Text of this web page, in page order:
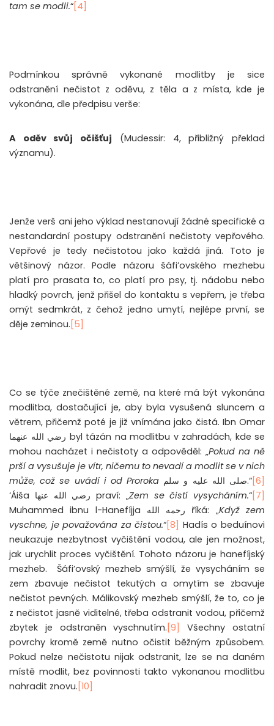
tam se modli.“ [4]
Podmínkou správně vykonané modlitby je sice
odstranění nečistot z oděvu, z těla a z místa, kde je
vykonána, dle předpisu verše:
A oděv svůj očišťuj (Mudessir: 4, přibližný překlad
významu).
Jenže verš ani jeho výklad nestanovují žádné specifické a
nestandardní postupy odstranění nečistoty vepřového.
Vepřové je tedy nečistotou jako každá jiná. Toto je
většinový názor. Podle názoru šáfi’ovského mezhebu
platí pro prasata to, co platí pro psy, tj. nádobu nebo
hladký povrch, jenž přišel do kontaktu s vepřem, je třeba
omýt sedmkrát, z čehož jedno umytí, nejlépe první, se
děje zeminou. [5]
Co se týče znečištěné země, na které má být vykonána
modlitba, dostačující je, aby byla vysušená sluncem a
větrem, přičemž poté je již vnímána jako čistá. Ibn Omar
رضي الله عنهما byl tázán na modlitbu v zahradách, kde se
mohou nacházet i nečistoty a odpověděl: „Pokud na ně
prší a vysušuje je vítr, ničemu to nevadí a modlit se v nich
může, což se uvádí i od Proroka صلى الله عليه و سلم.“ [6]
‘Áiša رضي الله عنها praví: „Zem se čistí vysycháním.“ [7]
Muhammed ibnu l-Hanefíjja رحمه الله říká: „Když zem
vyschne, je považována za čistou.“ [8]
Hadís o beduínovi
neukazuje nezbytnost vyčištění vodou, ale jen možnost,
jak urychlit proces vyčištění. Tohoto názoru je hanefíjský
mezheb. Šáfi’ovský mezheb smýšlí, že vysycháním se
zem zbavuje nečistot tekutých a omytím se zbavuje
nečistot pevných. Málikovský mezheb smýšlí, že to, co je
z nečistot jasně viditelné, třeba odstranit vodou, přičemž
zbytek je odstraněn vyschnutím. [9]
Všechny ostatní
povrchy kromě země nutno očistit běžným způsobem.
Pokud nelze nečistotu nijak odstranit, lze se na daném
místě modlit, bez povinnosti takto vykonanou modlitbu
nahradit znovu. [10]